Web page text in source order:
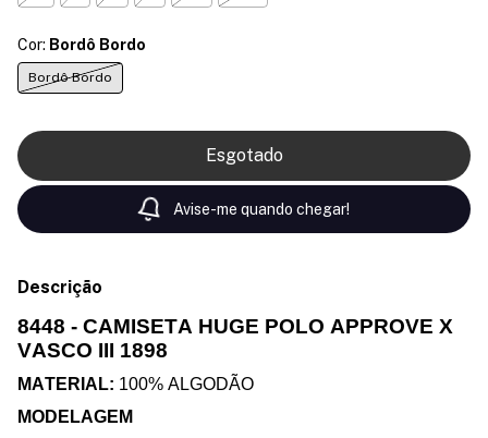
Cor: Bordô Bordo
Bordô Bordo
Avise-me quando chegar!
Descrição
8448 - CAMISETA HUGE POLO APPROVE X
VASCO III 1898
MATERIAL: 100% ALGODÃO
MODELAGEM